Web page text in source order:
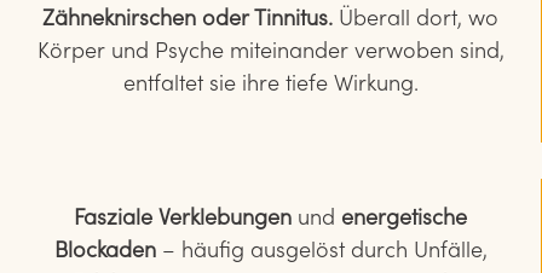
Zähneknirschen oder Tinnitus. Überall dort, wo
Körper und Psyche miteinander verwoben sind,
entfaltet sie ihre tiefe Wirkung.
Fasziale Verklebungen und energetische
Blockaden– häufig ausgelöst durch Unfälle,